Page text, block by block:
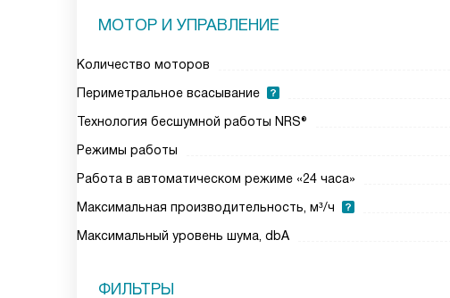
МОТОР И УПРАВЛЕНИЕ
Количество моторов
Периметральное всасывание
Технология бесшумной работы NRS®
Режимы работы
Работа в автоматическом режиме «24 часа»
Максимальная производительность, м³/ч
Максимальный уровень шума, dbA
ФИЛЬТРЫ